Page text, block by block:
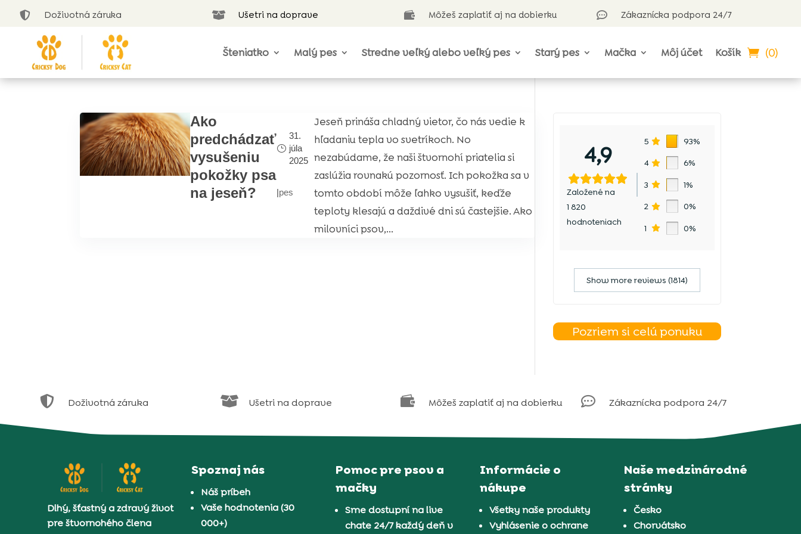
 Doživotná záruka  Ušetri na doprave  Môžeš zaplatiť aj na dobierku  Zákaznícka podpora 24/7
Šteniatko Malý pes Stredne veľký alebo veľký pes Starý pes Mačka Môj účet Košík (0)
Ako
predchádzať
vysušeniu
pokožky psa
na jeseň?
31.
júla
2025
|pes
Jeseň prináša chladný vietor, čo nás vedie k
hľadaniu tepla vo svetríkoch. No
nezabúdame, že naši štvornohí priatelia si
zaslúžia rovnakú pozornosť. Ich pokožka sa v
tomto období môže ľahko vysušiť, keďže
teploty klesajú a daždivé dni sú častejšie. Ako
milovníci psov,...
4,9
Založené na
1 820
hodnoteniach
5 93%
4 6%
3 1%
2 0%
1 0%
Show more reviews (1814)
Pozriem si celú ponuku
 Doživotná záruka  Ušetri na doprave  Môžeš zaplatiť aj na dobierku  Zákaznícka podpora 24/7
Dlhý, šťastný a zdravý život
pre štvornohého člena
Spoznaj nás
Náš príbeh
Vaše hodnotenia (30
000+)
Pomoc pre psov a
mačky
Sme dostupní na live
chate 24/7 každý deň v
Informácie o
nákupe
Všetky naše produkty
Vyhlásenie o ochrane
Naše medzinárodné
stránky
Česko
Chorvátsko